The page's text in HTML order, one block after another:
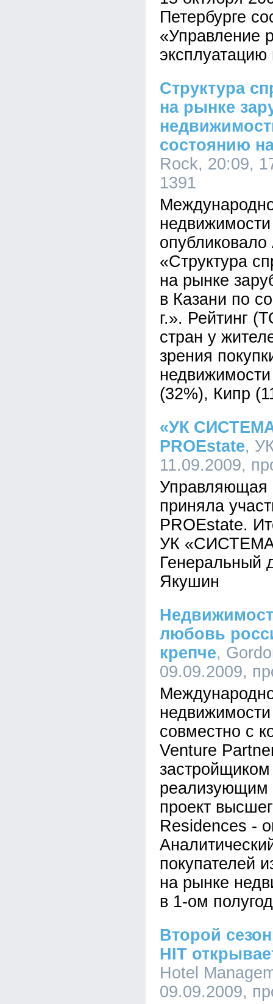
Петербурге
«Управление
Структура
на рынке
состоянию
Rock, 20:09,
1391
опубликовало
«Структура
на рынке
в Казани по
г.». Рейтинг
стран у
зрения
(32%), Кипр
«УК
PROEstate,
11.09.2009,
Управляющая
приняла
PROEstate.
УК
Генеральный
Якушин
любовь
крепче,
09.09.2009,
совместно с
Venture
реализующим
проект
Residences -
покупателей
на рынке
в 1-ом
Второй
HIT
Hotel
09.09.2009,